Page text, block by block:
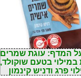
המדף: עוגת שמרים
במילוי בטעם שוקולד,
פרג ודניש קינמון